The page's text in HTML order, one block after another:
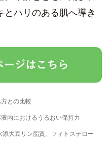
ハリのある肌へ導き
との比較
内におけるうるおい保持力
大豆リン脂質、フィトステロー